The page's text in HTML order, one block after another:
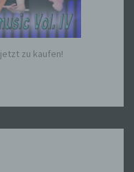
zu kaufen!
einfach
dies zu
die verwendeten
eine identifizierte
Person (im